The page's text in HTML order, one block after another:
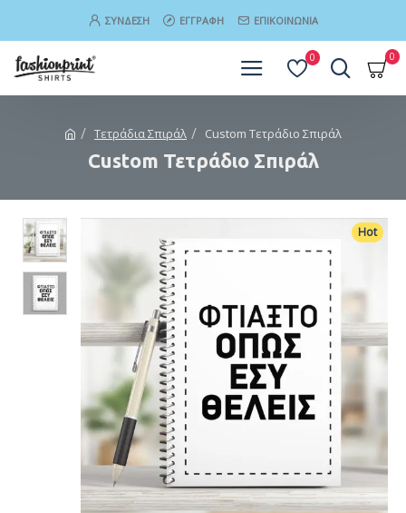
ΣΎΝΔΕΣΗ ΕΓΓΡΑΦΉ ΕΠΙΚΟΙΝΩΝΊΑ
0 0
Τετράδια Σπιράλ Custom Τετράδιο Σπιράλ
Custom Τετράδιο Σπιράλ
Hot